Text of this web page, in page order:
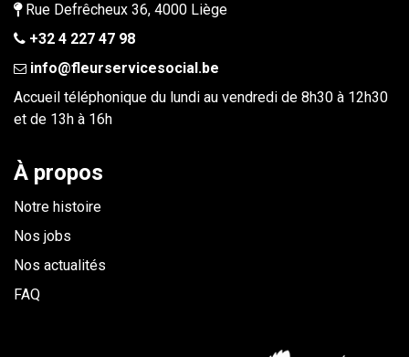
Rue Defrêcheux 36, 4000 Liège
+32 4 227 47 98
info@fleurservicesocial.be​
Accueil téléphonique du lundi au vendredi de 8h30 à 12h30
et de 13h à 16h
À propos
Notre histoire
Nos jobs
Nos actualités
FAQ